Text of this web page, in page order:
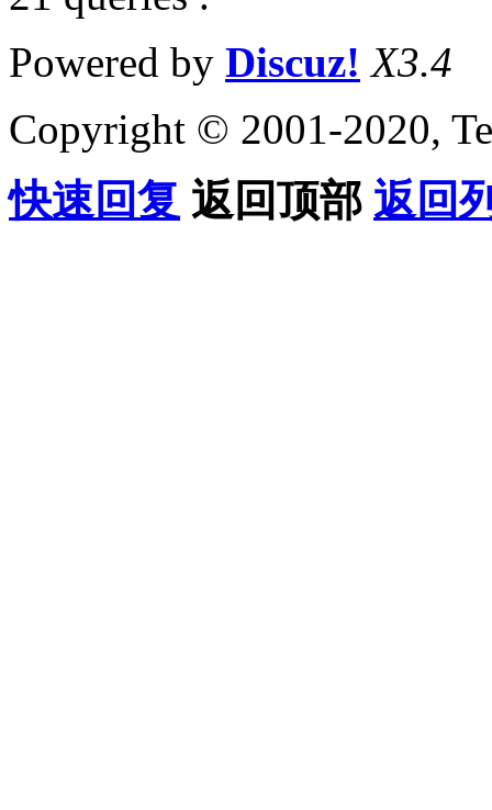
Powered by Discuz! X3.4
Copyright © 2001-2020,
快速回复 返回顶部 返回